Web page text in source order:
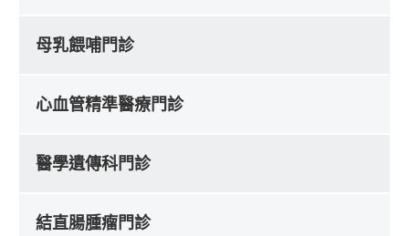
母乳餵哺門診
心血管精準醫療門診
醫學遺傳科門診
結直腸腫瘤門診